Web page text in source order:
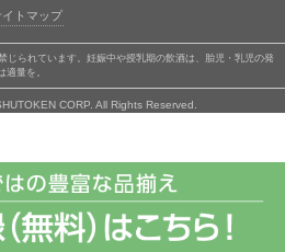
イトマップ
じられています。妊娠中や授乳期の飲酒は、胎児・乳児の発
量を。
CORP. All Rights Reserved.